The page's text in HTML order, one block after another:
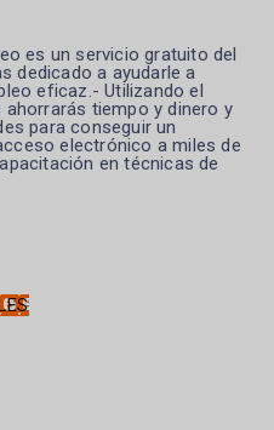
es un servicio gratuito del
dedicado a ayudarle a
eficaz.- Utilizando el
tiempo y dinero y
para conseguir un
electrónico a miles de
en técnicas de